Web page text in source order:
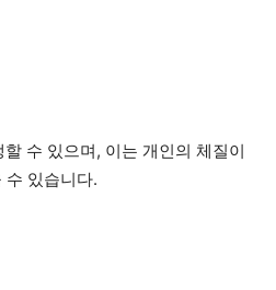
수 있으며, 이는 개인의 체질이
수 있습니다.